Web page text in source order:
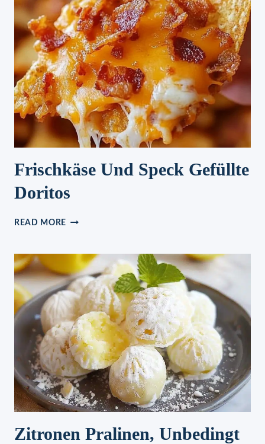
KNOBLAUCH-
PARMESAN-
SAUCE
MIT
POMMES
FRITES
Frischkäse Und Speck Gefüllte
Doritos
READ MORE FRISCHKÄSE
GEFÜLLTE
DORITOS
Zitronen Pralinen, Unbedingt